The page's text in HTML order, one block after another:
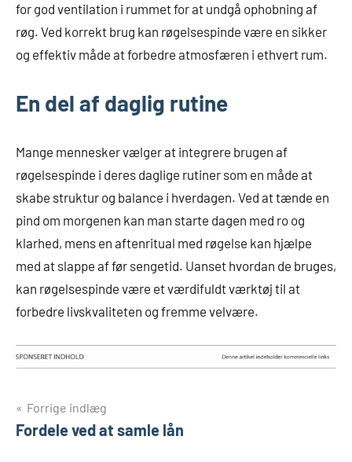
for god ventilation i rummet for at undgå ophobning af
røg. Ved korrekt brug kan røgelsespinde være en sikker
og effektiv måde at forbedre atmosfæren i ethvert rum.
En del af daglig rutine
Mange mennesker vælger at integrere brugen af
røgelsespinde i deres daglige rutiner som en måde at
skabe struktur og balance i hverdagen. Ved at tænde en
pind om morgenen kan man starte dagen med ro og
klarhed, mens en aftenritual med røgelse kan hjælpe
med at slappe af før sengetid. Uanset hvordan de bruges,
kan røgelsespinde være et værdifuldt værktøj til at
forbedre livskvaliteten og fremme velvære.
Indlægsnavigation
Forrige indlæg
Fordele ved at samle lån